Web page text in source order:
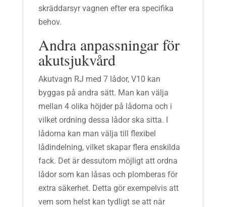
skräddarsyr vagnen efter era specifika
behov.
Andra anpassningar för
akutsjukvård
Akutvagn RJ med 7 lådor, V10 kan
byggas på andra sätt. Man kan välja
mellan 4 olika höjder på lådorna och i
vilket ordning dessa lådor ska sitta. I
lådorna kan man välja till flexibel
lådindelning, vilket skapar flera enskilda
fack. Det är dessutom möjligt att ordna
lådor som kan låsas och plomberas för
extra säkerhet. Detta gör exempelvis att
vem som helst kan tydligt se att när